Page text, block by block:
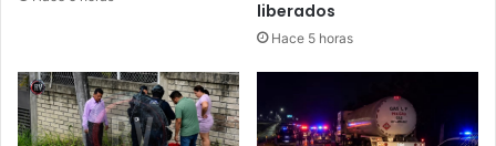
liberados
Hace 5 horas